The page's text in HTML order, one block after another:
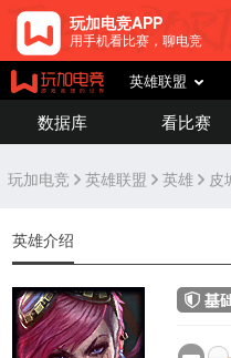
玩加电竞APP
用手机看比赛，聊电竞
英雄联盟
数据库 看比赛
玩加电竞 英雄联盟 英雄 皮
英雄介绍